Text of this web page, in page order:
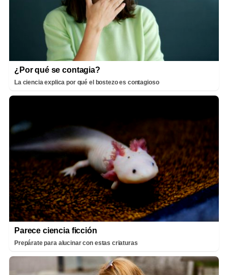
¿Por qué se contagia?
La ciencia explica por qué el bostezo es contagioso
Parece ciencia ficción
Prepárate para alucinar con estas criaturas